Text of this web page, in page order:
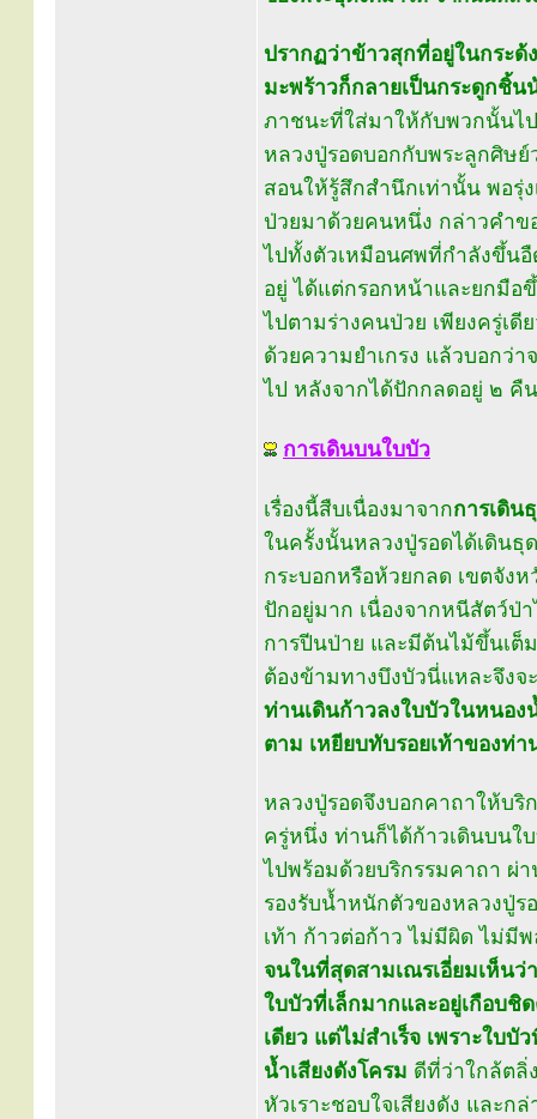
ปรากฏว่าข้าวสุกที่อยู่ในกระด้
มะพร้าวก็กลายเป็นกระดูกชิ้น
ภาชนะที่ใส่มาให้กับพวกนั้นไ
หลวงปู่รอดบอกกับพระลูกศิษย์
สอนให้รู้สึกสำนึกเท่านั้น พอรุ่
ป่วยมาด้วยคนหนึ่ง กล่าวคำ
ไปทั้งตัวเหมือนศพที่กำลังขึ้นอื
อยู่ ได้แต่กรอกหน้าและยกมือ
ไปตามร่างคนป่วย เพียงครู่เ
ด้วยความยำเกรง แล้วบอกว่
ไป หลังจากได้ปักกลดอยู่ ๒ คื
การเดินบนใบบัว
เรื่องนี้สืบเนื่องมาจากการเดิน
ในครั้งนั้นหลวงปู่รอดได้เดินธุ
กระบอกหรือห้วยกลด เขตจัง
ปักอยู่มาก เนื่องจากหนีสัตว์ป่
การปีนป่าย และมีต้นไม้ขึ้นเต็
ต้องข้ามทางบึงบัวนี่แหละจึง
ท่านเดินก้าวลงใบบัวในหนอ
ตาม เหยียบทับรอยเท้าของท่
หลวงปู่รอดจึงบอกคาถาให้บ
ครู่หนึ่ง ท่านก็ได้ก้าวเดินบนใ
ไปพร้อมด้วยบริกรรมคาถา ผ่
รองรับน้ำหนักตัวของหลวงปู่ร
เท้า ก้าวต่อก้าว ไม่มีผิด ไม่มี
จนในที่สุดสามเณรเอี่ยมเห็น
ใบบัวที่เล็กมากและอยู่เกือบชิ
เดียว แต่ไม่สำเร็จ เพราะใบ
น้ำเสียงดังโครม ดีที่ว่าใกล้ตลิ่
หัวเราะชอบใจเสียงดัง และก